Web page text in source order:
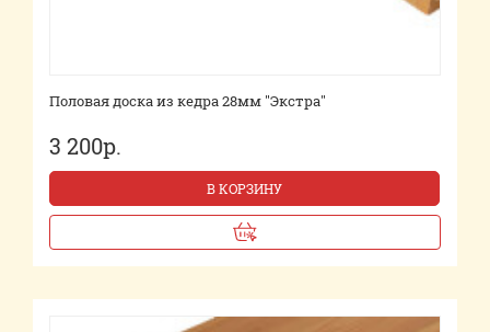
Половая доска из кедра 28мм "Экстра"
3 200р.
В КОРЗИНУ